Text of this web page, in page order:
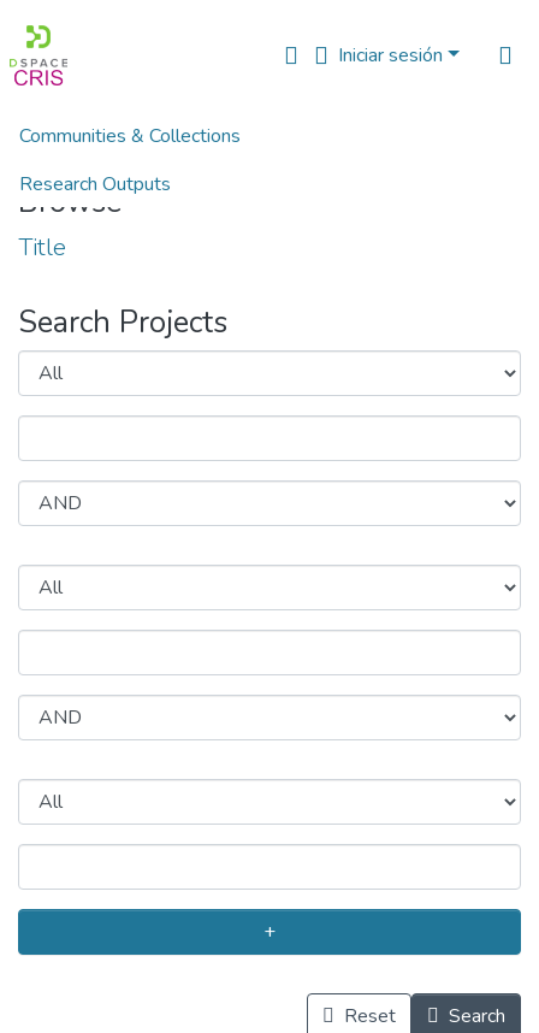
Iniciar sesión
Communities & Collections
Research Outputs
Fundings & Projects
Estadísticas
Inicio Projects
Browse
Title
Search Projects
+
Reset Search